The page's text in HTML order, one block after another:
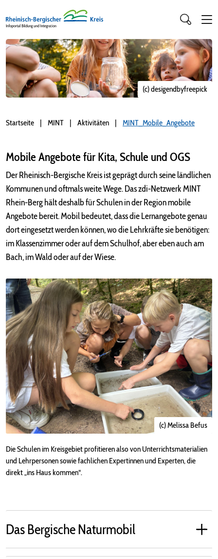
(c) desigendbyfreepick
Startseite MINT Aktivitäten MINT_Mobile_Angebote
Mobile Angebote für Kita, Schule und OGS
Der Rheinisch-Bergische Kreis ist geprägt durch seine ländlichen
Kommunen und oftmals weite Wege. Das zdi-Netzwerk MINT
Rhein-Berg hält deshalb für Schulen in der Region mobile
Angebote bereit. Mobil bedeutet, dass die Lernangebote genau
dort eingesetzt werden können, wo die Lehrkräfte sie benötigen:
im Klassenzimmer oder auf dem Schulhof, aber eben auch am
Bach, im Wald oder auf der Wiese.
(c) Melissa Befus
Die Schulen im Kreisgebiet profitieren also von Unterrichtsmaterialien
und Lehrpersonen sowie fachlichen Expertinnen und Experten, die
direkt „ins Haus kommen“.
Das Bergische Naturmobil